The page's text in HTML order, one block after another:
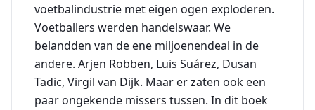
voetbalindustrie met eigen ogen exploderen.
Voetballers werden handelswaar. We
belandden van de ene miljoenendeal in de
andere. Arjen Robben, Luis Suárez, Dusan
Tadic, Virgil van Dijk. Maar er zaten ook een
paar ongekende missers tussen. In dit boek